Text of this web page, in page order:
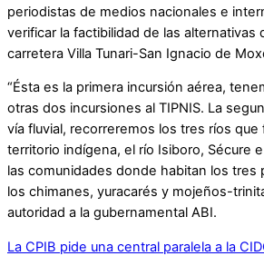
periodistas de medios nacionales e
verificar la factibilidad de las alternativas
carretera Villa Tunari-San Ignacio de
“Ésta es la primera incursión aérea,
otras dos incursiones al TIPNIS. La
vía fluvial, recorreremos los tres ríos
territorio indígena, el río Isiboro, Sécure
las comunidades donde habitan los tres
los chimanes, yuracarés y mojeños-
autoridad a la gubernamental ABI.
La CPIB pide una central paralela a la